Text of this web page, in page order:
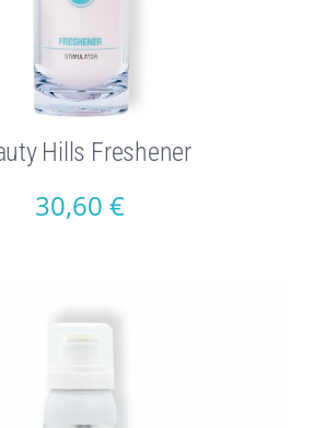
Hills Freshener
30,60 €